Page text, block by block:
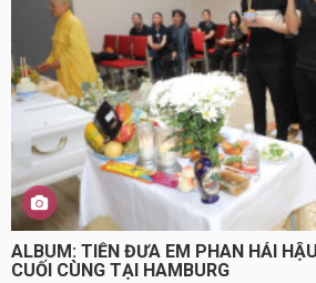
ALBUM: TIỄN ĐƯA EM PHAN HẢI
CUỐI CÙNG TẠI HAMBURG